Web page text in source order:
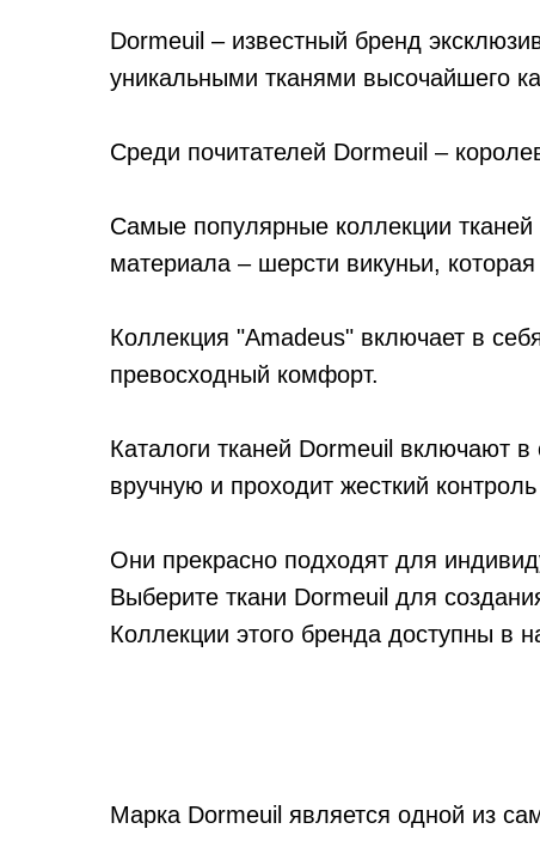
Dormeuil – известный бренд
уникальными тканями высочайшего
Среди почитателей Dormeuil –
Самые популярные коллекции тканей
материала – шерсти викуньи,
Коллекция "Amadeus" включает в
превосходный комфорт.
Каталоги тканей Dormeuil включают
вручную и проходит жесткий контроль
Они прекрасно подходят для
Выберите ткани Dormeuil для
Коллекции этого бренда доступны в
Марка Dormeuil является одной из